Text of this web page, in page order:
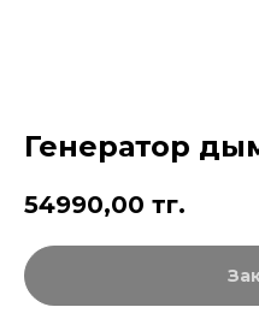
Генератор
54990,00 тг.